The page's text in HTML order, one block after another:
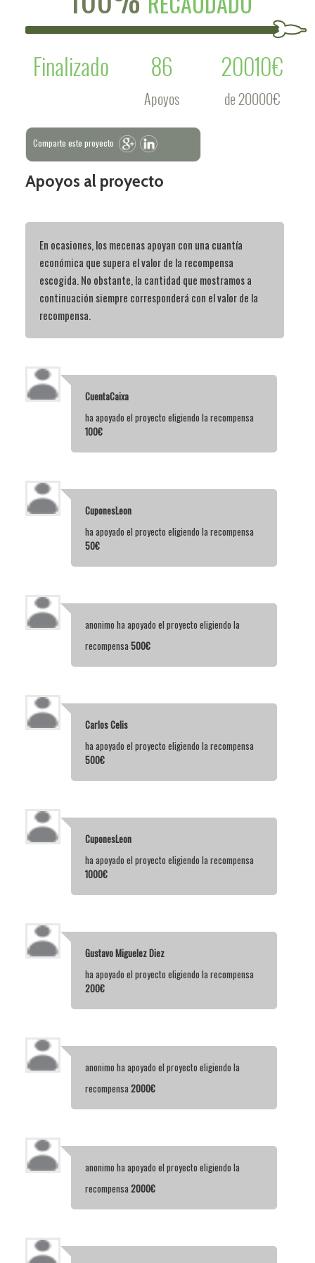
Finalizado
86
Apoyos
20010€
de 20000€
Comparte este proyecto
Apoyos al proyecto
En ocasiones, los mecenas apoyan con una cuantía
económica que supera el valor de la recompensa
escogida. No obstante, la cantidad que mostramos a
continuación siempre corresponderá con el valor de la
recompensa.
CuentaCaixa
ha apoyado el proyecto eligiendo la recompensa
100€
CuponesLeon
ha apoyado el proyecto eligiendo la recompensa
50€
anonimo ha apoyado el proyecto eligiendo la
recompensa 500€
Carlos Celis
ha apoyado el proyecto eligiendo la recompensa
500€
CuponesLeon
ha apoyado el proyecto eligiendo la recompensa
1000€
Gustavo Miguelez Diez
ha apoyado el proyecto eligiendo la recompensa
200€
anonimo ha apoyado el proyecto eligiendo la
recompensa 2000€
anonimo ha apoyado el proyecto eligiendo la
recompensa 2000€